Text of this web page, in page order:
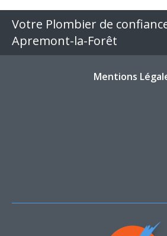
Votre Plombier de
Apremont-la-Forêt
Mentions